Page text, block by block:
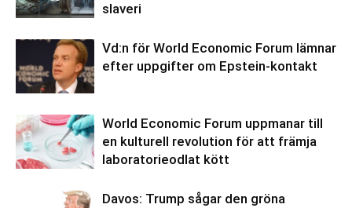
slaveri
Vd:n för World Economic Forum lämnar
efter uppgifter om Epstein-kontakt
World Economic Forum uppmanar till
en kulturell revolution för att främja
laboratorieodlat kött
Davos: Trump sågar den gröna